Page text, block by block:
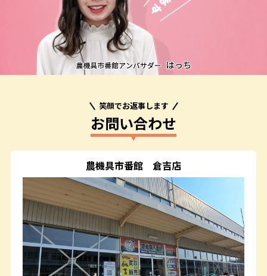
笑顔でお返事します
お問い合わせ
農機具市番館 倉吉店